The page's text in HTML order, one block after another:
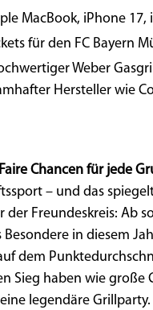
MacBook, iPhone 17,
für den FC Bayern
Weber
Hersteller wie
Chancen für jede
– und das
der Freundeskreis: Ab
in diesem
dem
Sieg haben wie
legendäre Grillparty.